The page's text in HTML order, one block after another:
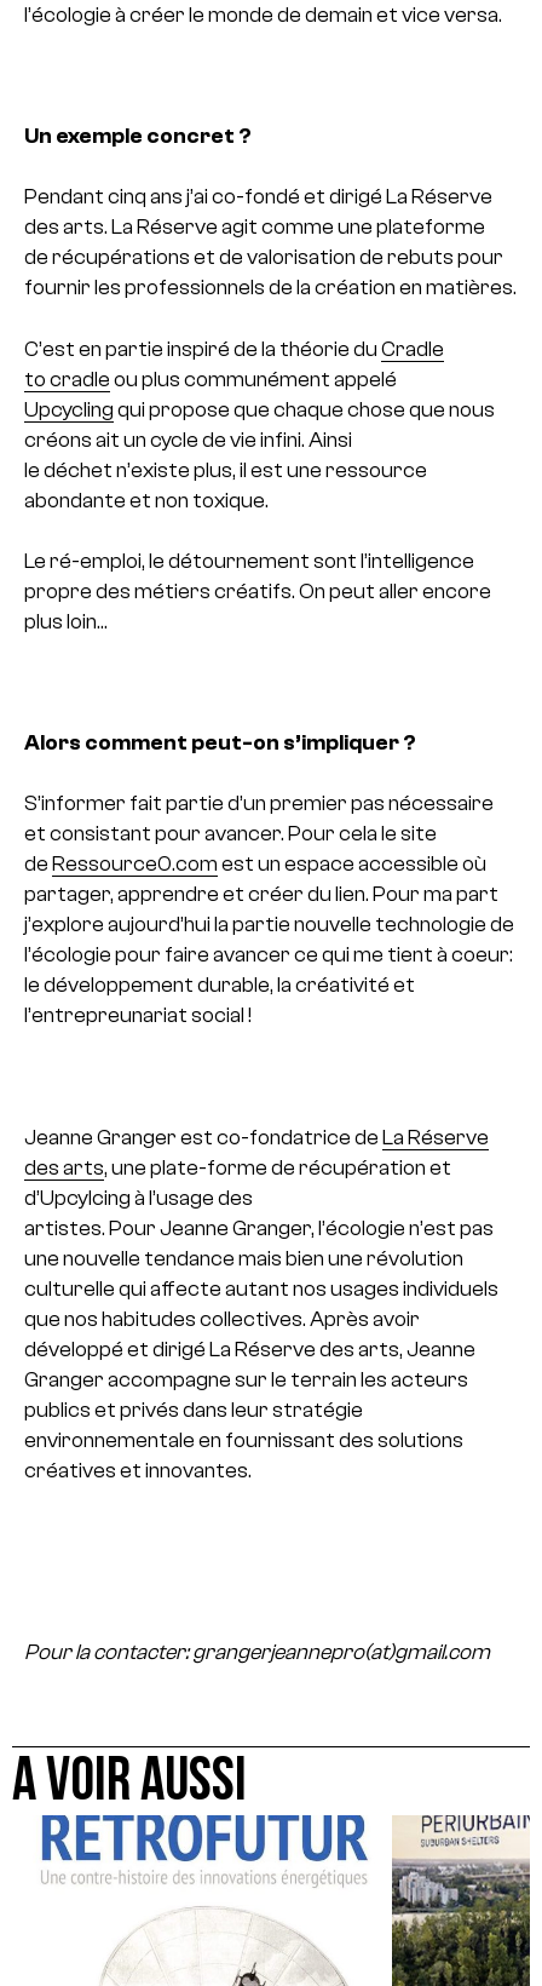
l’écologie à créer le monde de demain et vice versa.
Un exemple concret ?
Pendant cinq ans j’ai co-fondé et dirigé La Réserve
des arts. La Réserve agit comme une plateforme
de récupérations et de valorisation de rebuts pour
fournir les professionnels de la création en matières.
C’est en partie inspiré de la théorie du Cradle
to cradle ou plus communément appelé
Upcycling qui propose que chaque chose que nous
créons ait un cycle de vie infini. Ainsi
le déchet n’existe plus, il est une ressource
abondante et non toxique.
Le ré-emploi, le détournement sont l’intelligence
propre des métiers créatifs. On peut aller encore
plus loin…
Alors comment peut-on s’impliquer ?
S’informer fait partie d’un premier pas nécessaire
et consistant pour avancer. Pour cela le site
de Ressource0.com est un espace accessible où
partager, apprendre et créer du lien. Pour ma part
j’explore aujourd’hui la partie nouvelle technologie de
l’écologie pour faire avancer ce qui me tient à coeur:
le développement durable, la créativité et
l’entrepreunariat social !
Jeanne Granger est co-fondatrice de La Réserve
des arts, une plate-forme de récupération et
d’Upcylcing à l’usage des
artistes. Pour Jeanne Granger, l’écologie n’est pas
une nouvelle tendance mais bien une révolution
culturelle qui affecte autant nos usages individuels
que nos habitudes collectives. Après avoir
développé et dirigé La Réserve des arts, Jeanne
Granger accompagne sur le terrain les acteurs
publics et privés dans leur stratégie
environnementale en fournissant des solutions
créatives et innovantes.
Pour la contacter: grangerjeannepro(at)gmail.com
A VOIR AUSSI